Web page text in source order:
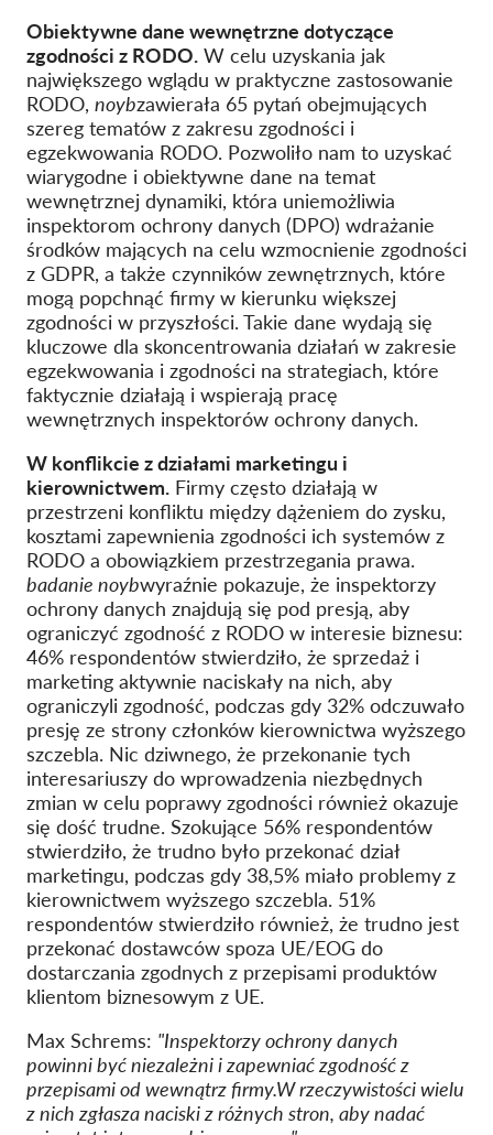
Obiektywne dane wewnętrzne dotyczące
zgodności z RODO. W celu uzyskania jak
największego wglądu w praktyczne zastosowanie
RODO, noybzawierała 65 pytań obejmujących
szereg tematów z zakresu zgodności i
egzekwowania RODO. Pozwoliło nam to uzyskać
wiarygodne i obiektywne dane na temat
wewnętrznej dynamiki, która uniemożliwia
inspektorom ochrony danych (DPO) wdrażanie
środków mających na celu wzmocnienie zgodności
z GDPR, a także czynników zewnętrznych, które
mogą popchnąć firmy w kierunku większej
zgodności w przyszłości. Takie dane wydają się
kluczowe dla skoncentrowania działań w zakresie
egzekwowania i zgodności na strategiach, które
faktycznie działają i wspierają pracę
wewnętrznych inspektorów ochrony danych.
W konflikcie z działami marketingu i
kierownictwem. Firmy często działają w
przestrzeni konfliktu między dążeniem do zysku,
kosztami zapewnienia zgodności ich systemów z
RODO a obowiązkiem przestrzegania prawa.
badanie noybwyraźnie pokazuje, że inspektorzy
ochrony danych znajdują się pod presją, aby
ograniczyć zgodność z RODO w interesie biznesu:
46% respondentów stwierdziło, że sprzedaż i
marketing aktywnie naciskały na nich, aby
ograniczyli zgodność, podczas gdy 32% odczuwało
presję ze strony członków kierownictwa wyższego
szczebla. Nic dziwnego, że przekonanie tych
interesariuszy do wprowadzenia niezbędnych
zmian w celu poprawy zgodności również okazuje
się dość trudne. Szokujące 56% respondentów
stwierdziło, że trudno było przekonać dział
marketingu, podczas gdy 38,5% miało problemy z
kierownictwem wyższego szczebla. 51%
respondentów stwierdziło również, że trudno jest
przekonać dostawców spoza UE/EOG do
dostarczania zgodnych z przepisami produktów
klientom biznesowym z UE.
Max Schrems: "Inspektorzy ochrony danych
powinni być niezależni i zapewniać zgodność z
przepisami od wewnątrz firmy.W rzeczywistości wielu
z nich zgłasza naciski z różnych stron, aby nadać